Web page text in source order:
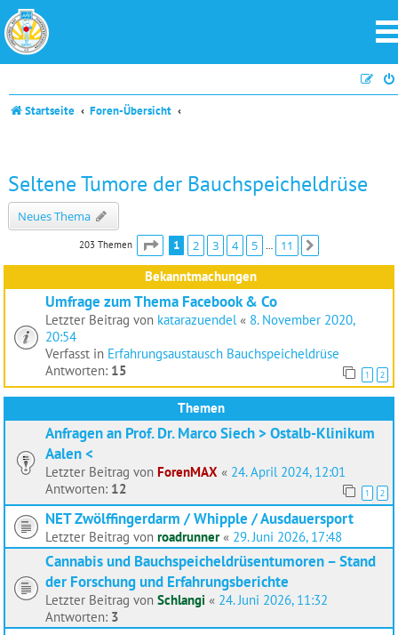
Startseite Foren-Übersicht
Seltene Tumore der Bauchspeicheldrüse
Neues Thema
203 Themen Seite von
1 2 3 4 5 11
Bekanntmachungen
Umfrage zum Thema Facebook & Co
Letzter Beitrag von katarazuendel « 8. November 2020,
20:54
Verfasst in Erfahrungsaustausch Bauchspeicheldrüse
Antworten: 15 1 2
Themen
Anfragen an Prof. Dr. Marco Siech > Ostalb-Klinikum
Aalen <
Letzter Beitrag von ForenMAX « 24. April 2024, 12:01
Antworten: 12 1 2
NET Zwölffingerdarm / Whipple / Ausdauersport
Letzter Beitrag von roadrunner« 29. Juni 2026, 17:48
Cannabis und Bauchspeicheldrüsentumoren – Stand
der Forschung und Erfahrungsberichte
Letzter Beitrag von Schlangi « 24. Juni 2026, 11:32
Antworten: 3